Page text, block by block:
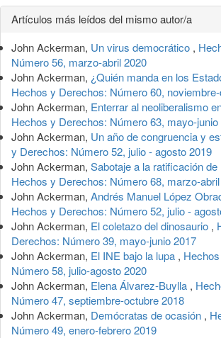
Detalles
del
artículo
Artículos más leídos del mismo autor/a
John Ackerman, Un virus democrático ,
Número 56, marzo-abril 2020
John Ackerman, ¿Quién manda en los
Hechos y Derechos: Número 60,
John Ackerman, Enterrar al neoliberalismo
Hechos y Derechos: Número 63, mayo-junio
John Ackerman, Un año de congruencia y
y Derechos: Número 52, julio - agosto 2019
John Ackerman, Sabotaje a la ratificación
Hechos y Derechos: Número 68, marzo-
John Ackerman, Andrés Manuel López
Hechos y Derechos: Número 52, julio -
John Ackerman, El coletazo del dinosaurio ,
Derechos: Número 39, mayo-junio 2017
John Ackerman, El INE bajo la lupa ,
Número 58, julio-agosto 2020
John Ackerman, Elena Álvarez-Buylla ,
Número 47, septiembre-octubre 2018
John Ackerman, Demócratas de ocasión ,
Número 49, enero-febrero 2019